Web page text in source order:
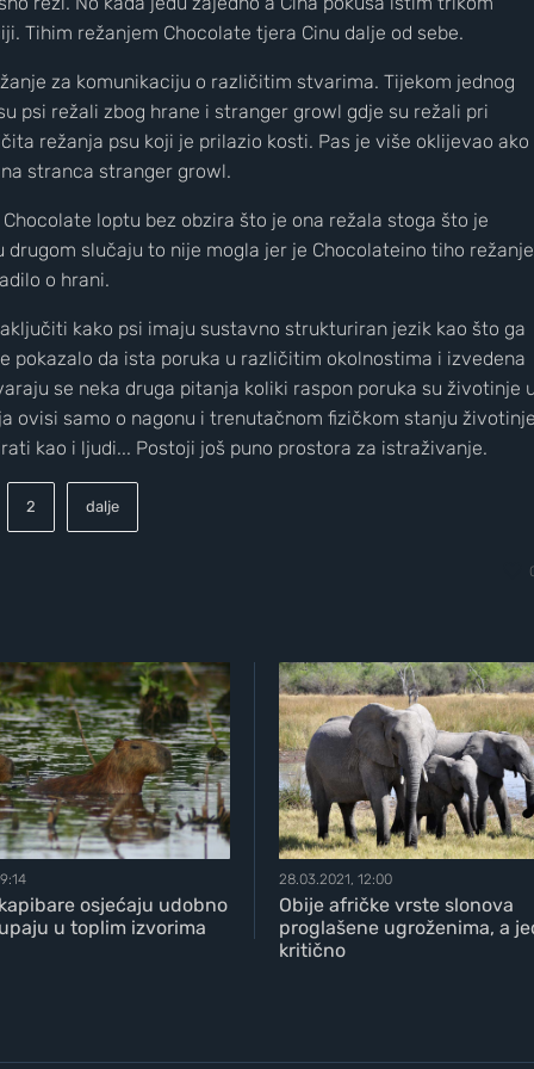
Tihim režanjem Chocolate tjera Cinu dalje od sebe.
za komunikaciju o različitim stvarima. Tijekom jednog
psi režali zbog hrane i stranger growl gdje su režali pri
režanja psu koji je prilazio kosti. Pas je više oklijevao ako
stranca stranger growl.
loptu bez obzira što je ona režala stoga što je
slučaju to nije mogla jer je Chocolateino tiho režanje
o hrani.
kako psi imaju sustavno strukturiran jezik kao što ga
pokazalo da ista poruka u različitim okolnostima i izvedena
se neka druga pitanja koliki raspon poruka su životinje
ovisi samo o nagonu i trenutačnom fizičkom stanju
kao i ljudi... Postoji još puno prostora za istraživanje.
2 dalje
osjećaju udobno
u toplim izvorima
28.03.2021, 12:00
Obije afričke vrste slonova
proglašene ugroženima, a
kritično